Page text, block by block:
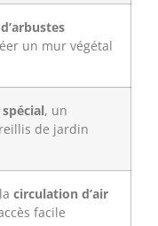
un mur végétal
, un
de jardin
circulation d’air
facile